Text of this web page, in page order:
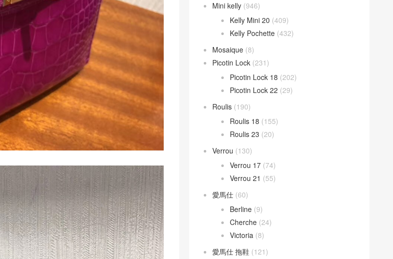
Mini kelly (946)
Kelly Mini 20 (409)
Kelly Pochette (432)
Mosaique (8)
Picotin Lock (231)
Picotin Lock 18 (202)
Picotin Lock 22 (29)
Roulis (190)
Roulis 18 (155)
Roulis 23 (20)
Verrou (130)
Verrou 17 (74)
Verrou 21 (55)
愛馬仕 (60)
Berline (9)
Cherche (24)
Victoria (8)
愛馬仕 拖鞋 (121)